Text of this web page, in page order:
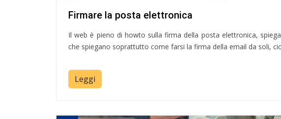
Firmare la posta elettronica
Il web è pieno di howto sulla firma della posta elettronica,
che spiegano soprattutto come farsi la firma della email da soli,
Leggi